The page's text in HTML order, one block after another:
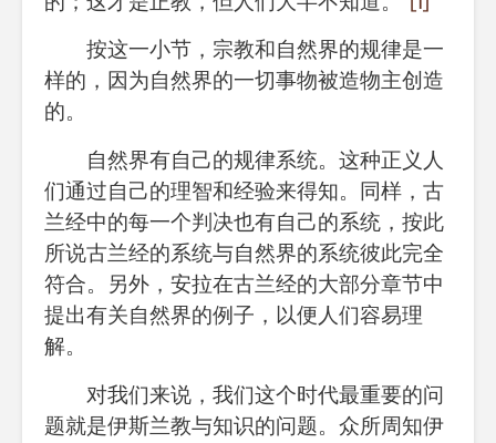
按这一小节，宗教和自然界的规律是一
样的，因为自然界的一切事物被造物主创造
的。
自然界有自己的规律系统。这种正义人
们通过自己的理智和经验来得知。同样，古
兰经中的每一个判决也有自己的系统，按此
所说古兰经的系统与自然界的系统彼此完全
符合。另外，安拉在古兰经的大部分章节中
提出有关自然界的例子，以便人们容易理
解。
对我们来说，我们这个时代最重要的问
题就是伊斯兰教与知识的问题。众所周知伊